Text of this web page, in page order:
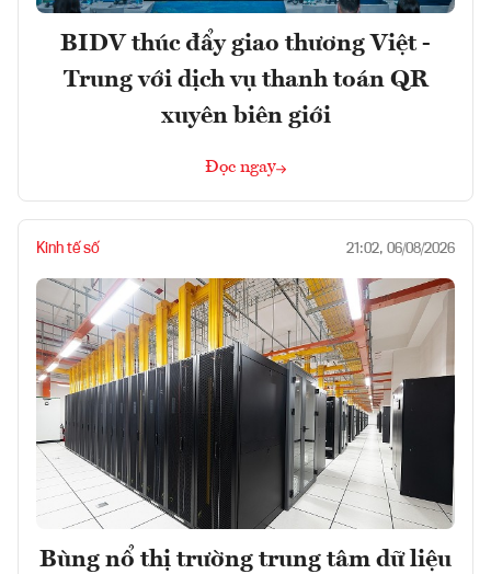
BIDV thúc đẩy giao thương Việt -
Trung với dịch vụ thanh toán QR
xuyên biên giới
Đọc ngay
Kinh tế số 21:02, 06/08/2026
Bùng nổ thị trường trung tâm dữ liệu